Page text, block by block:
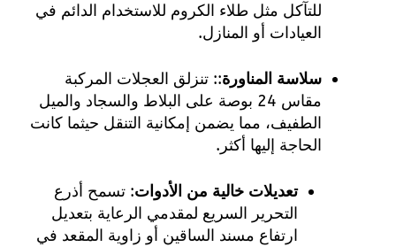
للتآكل مثل طلاء الكروم للاستخدام الدائم في
العيادات أو المنازل.
سلاسة المناورة:: تنزلق العجلات المركبة
مقاس 24 بوصة على البلاط والسجاد والميل
الطفيف، مما يضمن إمكانية التنقل حيثما كانت
الحاجة إليها أكثر.
تعديلات خالية من الأدوات: تسمح أذرع
التحرير السريع لمقدمي الرعاية بتعديل
ارتفاع مسند الساقين أو زاوية المقعد في